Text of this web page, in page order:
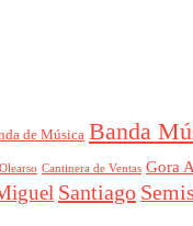
de Música Banda
Cantinera de Ventas Gora
Santiago